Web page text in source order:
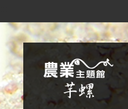
跳到主要內容
農業知識入口網